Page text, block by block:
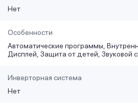
Нет
Особенности
Автоматические программы
Дисплей Защита от детей Звуковой
Инверторная система
Нет